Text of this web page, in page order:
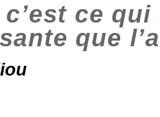
c’est ce
que